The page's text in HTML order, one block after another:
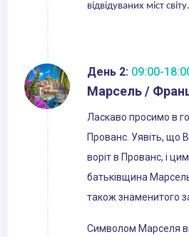
відвідуваних міст світу.
День 2: 09:00-
Марсель /
Ласкаво просимо в
Прованс. Уявіть, що
воріт в Прованс, і
батьківщина
також знаменитого
Символом Марселя